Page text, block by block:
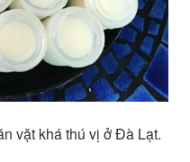
vặt khá thú vị ở Đà Lạt.